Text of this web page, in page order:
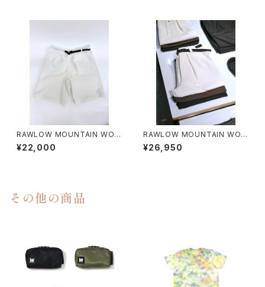
RAWLOW MOUNTAIN WOR
KS / HIKER GURKHA PANTS
¥22,000
RAWLOW MOUNTAIN WOR
KS / HIKER BAKER PANTS
¥26,950
その他の商品